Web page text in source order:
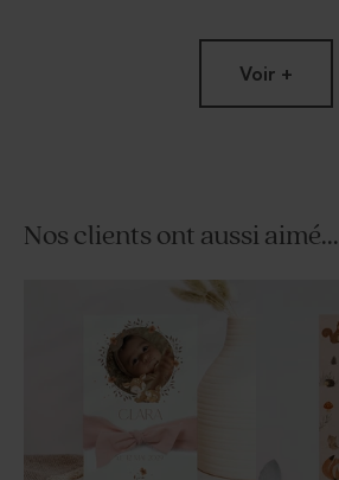
eucalyptus amande 1 kg (±
Voir +
Nos clients ont aussi aimé...